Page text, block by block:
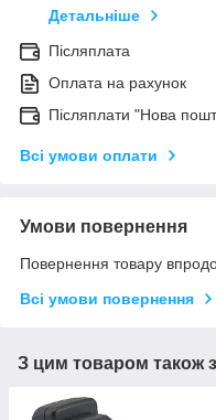
Детальніше
Післяплата
Оплата на рахунок
Післяплати "Нова
Всі умови оплати
Умови повернення
Повернення товару
Всі умови повернення
З цим товаром також